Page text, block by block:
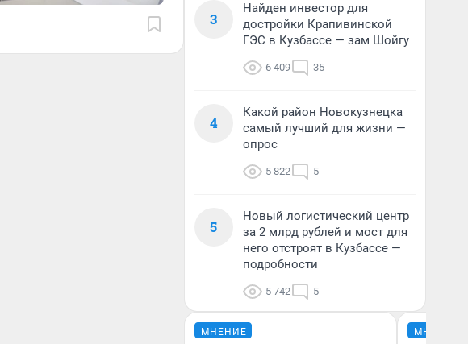
3
Найден инвестор для
достройки Крапивинской
ГЭС в Кузбассе — зам Шойгу
6 409 35
4
Какой район Новокузнецка
самый лучший для жизни —
опрос
5 822 5
5
Новый логистический центр
за 2 млрд рублей и мост для
него отстроят в Кузбассе —
подробности
5 742 5
МНЕНИЕ МНЕНИЕ